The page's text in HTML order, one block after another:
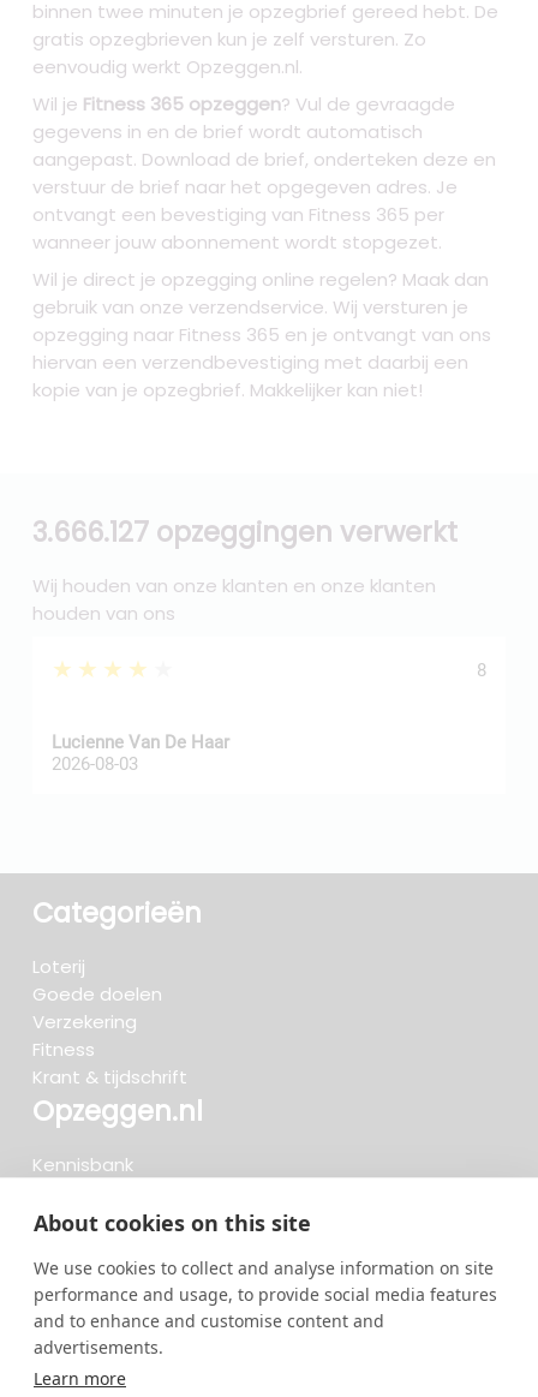
About cookies on this site
We use cookies to collect and analyse information on site
performance and usage, to provide social media features
and to enhance and customise content and
advertisements.
Learn more
binnen twee minuten je opzegbrief gereed hebt. De
gratis opzegbrieven kun je zelf versturen. Zo
eenvoudig werkt Opzeggen.nl.
Wil je Fitness 365 opzeggen? Vul de gevraagde
gegevens in en de brief wordt automatisch
aangepast. Download de brief, onderteken deze en
verstuur de brief naar het opgegeven adres. Je
ontvangt een bevestiging van Fitness 365 per
wanneer jouw abonnement wordt stopgezet.
Wil je direct je opzegging online regelen? Maak dan
gebruik van onze verzendservice. Wij versturen je
opzegging naar Fitness 365 en je ontvangt van ons
hiervan een verzendbevestiging met daarbij een
kopie van je opzegbrief. Makkelijker kan niet!
3.666.127 opzeggingen verwerkt
Wij houden van onze klanten en onze klanten
houden van ons
★★★★★ 8
Lucienne Van De Haar
2026-08-03
Categorieën
Loterij
Goede doelen
Verzekering
Fitness
Krant & tijdschrift
Opzeggen.nl
Kennisbank
Beoordelingen
Meteen opzeggen